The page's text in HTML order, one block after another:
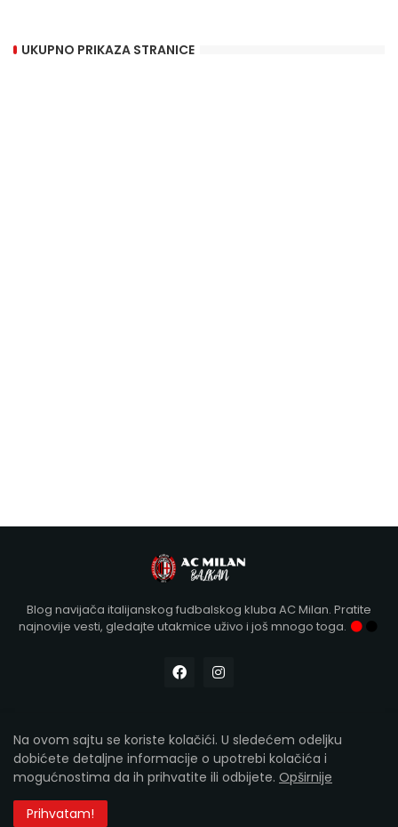
UKUPNO PRIKAZA STRANICE
Blog navijača italijanskog fudbalskog kluba AC Milan. Pratite
najnovije vesti, gledajte utakmice uživo i još mnogo toga.
Designed with by Kollár | Copyright 2012-2026AC Milan
Balkan
Na ovom sajtu se koriste kolačići. U sledećem odeljku
dobićete detaljne informacije o upotrebi kolačića i
mogućnostima da ih prihvatite ili odbijete. Opširnije
Prihvatam!